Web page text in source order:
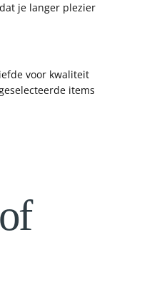
je langer plezier
voor kwaliteit
items